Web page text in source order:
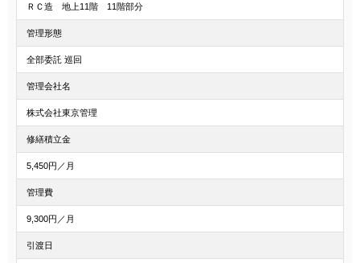
ＲＣ造 地上11階 11階部分
管理形態
全部委託 巡回
管理会社名
株式会社東京管理
修繕積立金
5,450円／月
管理費
9,300円／月
引渡日